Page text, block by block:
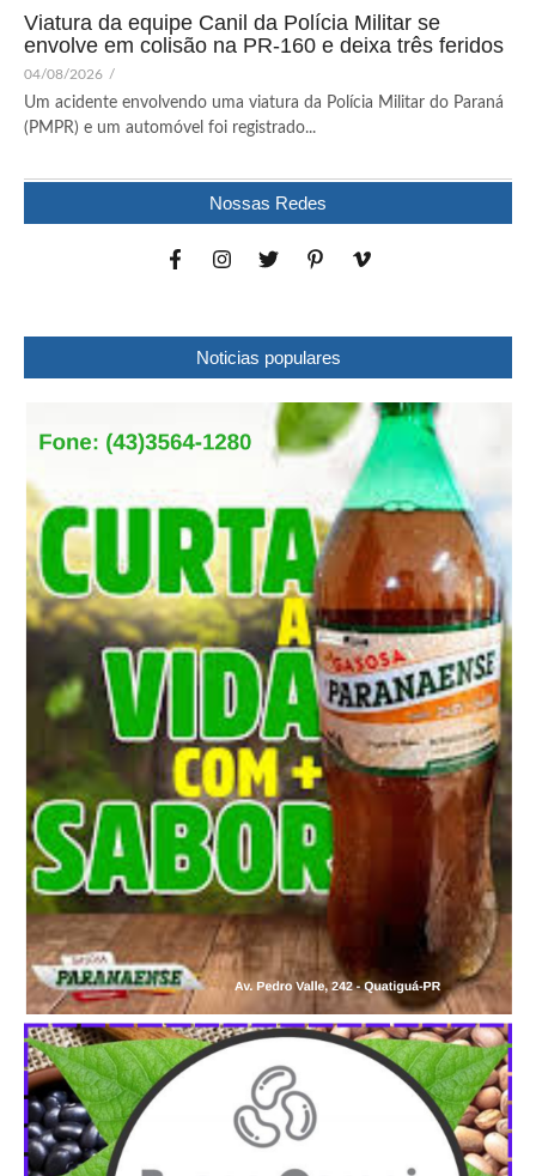
Viatura da equipe Canil da Polícia Militar se
envolve em colisão na PR-160 e deixa três feridos
04/08/2026 /
Um acidente envolvendo uma viatura da Polícia Militar do Paraná
(PMPR) e um automóvel foi registrado...
Nossas Redes
Noticias populares